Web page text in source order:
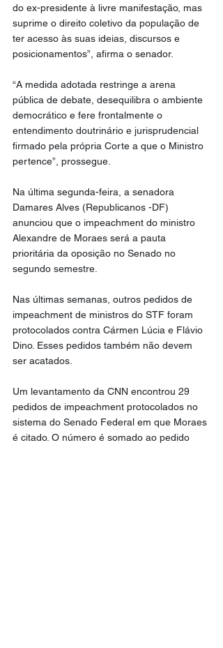
do ex-presidente à livre manifestação, mas
suprime o direito coletivo da população de
ter acesso às suas ideias, discursos e
posicionamentos”, afirma o senador.
“A medida adotada restringe a arena
pública de debate, desequilibra o ambiente
democrático e fere frontalmente o
entendimento doutrinário e jurisprudencial
firmado pela própria Corte a que o Ministro
pertence”, prossegue.
Na última segunda-feira, a senadora
Damares Alves (Republicanos -DF)
anunciou que o impeachment do ministro
Alexandre de Moraes será a pauta
prioritária da oposição no Senado no
segundo semestre.
Nas últimas semanas, outros pedidos de
impeachment de ministros do STF foram
protocolados contra Cármen Lúcia e Flávio
Dino. Esses pedidos também não devem
ser acatados.
Um levantamento da CNN encontrou 29
pedidos de impeachment protocolados no
sistema do Senado Federal em que Moraes
é citado. O número é somado ao pedido